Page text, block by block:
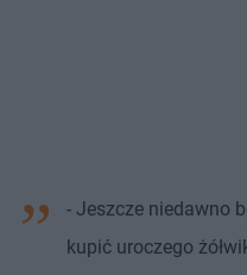
- Jeszcze niedawno
kupić uroczego